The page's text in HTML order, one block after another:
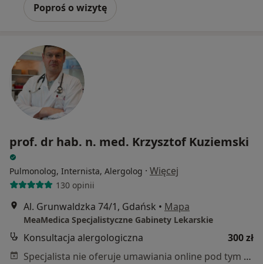
Poproś o wizytę
prof. dr hab. n. med. Krzysztof Kuziemski
Pulmonolog, Internista, Alergolog · Więcej
130 opinii
Al. Grunwaldzka 74/1, Gdańsk • Mapa
MeaMedica Specjalistyczne Gabinety Lekarskie
Konsultacja alergologiczna
300 zł
Specjalista nie oferuje umawiania online pod tym adresem.